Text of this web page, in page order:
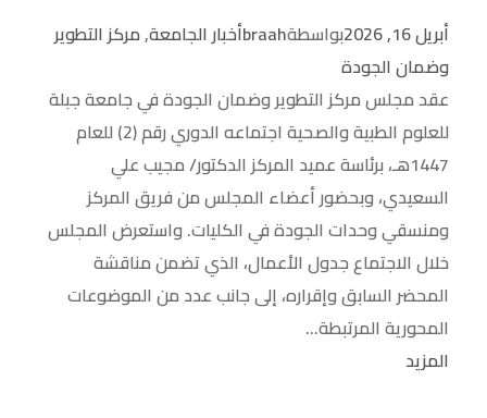
أبريل 16, 2026 بواسطةbraahأخبار الجامعة,مركز التطوير
وضمان الجودة
عقد مجلس مركز التطوير وضمان الجودة في جامعة جبلة
للعلوم الطبية والصحية اجتماعه الدوري رقم (2) للعام
1447هـ، برئاسة عميد المركز الدكتور/ مجيب علي
السعيدي، وبحضور أعضاء المجلس من فريق المركز
ومنسقي وحدات الجودة في الكليات. واستعرض المجلس
خلال الاجتماع جدول الأعمال، الذي تضمن مناقشة
المحضر السابق وإقراره، إلى جانب عدد من الموضوعات
المحورية المرتبطة...
المزيد